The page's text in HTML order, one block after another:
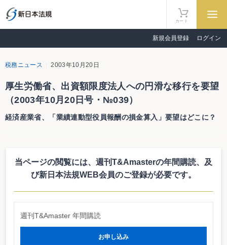
カート
新規会員登録 ログイン
税務ニュース 2003年10月20日
厚生労働省、出資額限度法人への円滑な移行を要望
（2003年10月20日号・№039）
経済産業省、「業績連動型役員報酬の損金算入」要望はどこに？
平成16年度厚生労働省税制改正要望項目に、「出資額限度法人制度への円滑な
移行を促進するための税制上の所要の措置」が新規要望項目として、盛り込ま
一方、昨年度の経済産業省の税制改正要望項目にあった「業績連動型役員報
る税制上の措置、②円滑な移行を促進するための税制上の措置、を要望してい
当ページの閲覧には、週刊T&Amasterの年間購読、 及
び新日本法規WEB会員のご登録が必要です。
週刊T&Amaster 年間購読
お申し込み